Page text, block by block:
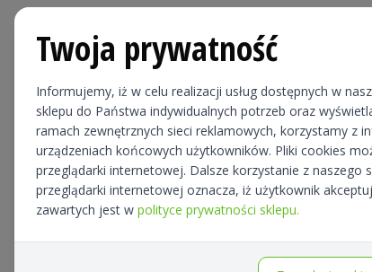
Twoja prywatność
Informujemy, iż w celu realizacji usług dostępnych w
sklepu do Państwa indywidualnych potrzeb oraz
ramach zewnętrznych sieci reklamowych, korzystamy z
urządzeniach końcowych użytkowników. Pliki cookies
przeglądarki internetowej. Dalsze korzystanie z naszego
przeglądarki internetowej oznacza, iż użytkownik
zawartych jest w polityce prywatności sklepu.